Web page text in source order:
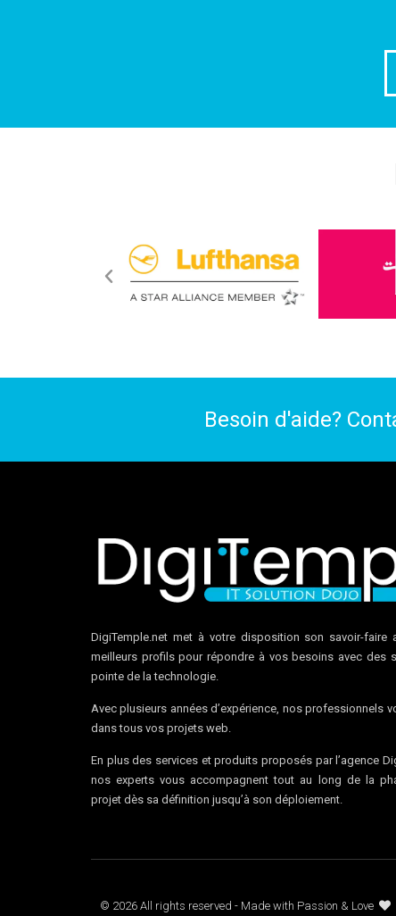
Besoin d'aide?
DigiTemple.net met à votre disposition son savoir-faire
meilleurs profils pour répondre à vos besoins avec des
pointe de la technologie.
Avec plusieurs années d’expérience, nos professionnels
dans tous vos projets web.
En plus des services et produits proposés par l’agence
nos experts vous accompagnent tout au long de la
projet dès sa définition jusqu’à son déploiement.
© 2026 All rights reserved - Made with Passion & Love